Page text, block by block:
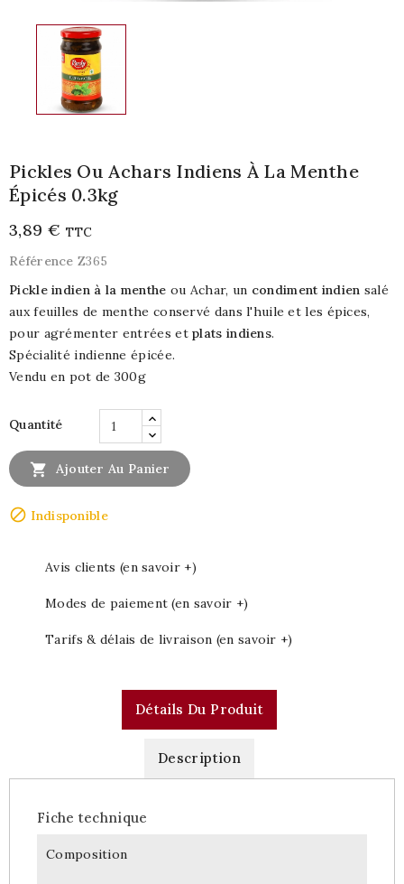
Pickles Ou Achars Indiens À La Menthe
Épicés 0.3kg
3,89 € TTC
Référence Z365
Pickle indien à la menthe ou Achar, un condiment indien salé
aux feuilles de menthe conservé dans l'huile et les épices,
pour agrémenter entrées etplats indiens.
Spécialité indienne épicée.
Vendu en pot de 300g
Quantité
 Ajouter Au Panier
 Indisponible
Avis clients (en savoir +)
Modes de paiement (en savoir +)
Tarifs & délais de livraison (en savoir +)
Détails Du Produit
Description
Fiche technique
Composition